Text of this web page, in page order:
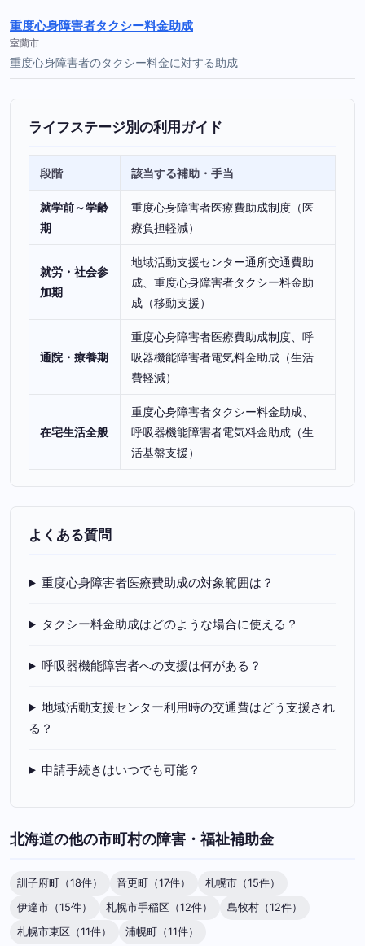
重度心身障害者タクシー料金助成
室蘭市
重度心身障害者のタクシー料金に対する助成
ライフステージ別の利用ガイド
段階 該当する補助・手当
就学前～学齢
期
重度心身障害者医療費助成制度（医
療負担軽減）
就労・社会参
加期
地域活動支援センター通所交通費助
成、重度心身障害者タクシー料金助
成（移動支援）
通院・療養期
重度心身障害者医療費助成制度、呼
吸器機能障害者電気料金助成（生活
費軽減）
在宅生活全般
重度心身障害者タクシー料金助成、
呼吸器機能障害者電気料金助成（生
活基盤支援）
よくある質問
重度心身障害者医療費助成の対象範囲は？
タクシー料金助成はどのような場合に使える？
呼吸器機能障害者への支援は何がある？
地域活動支援センター利用時の交通費はどう支援され
る？
申請手続きはいつでも可能？
北海道の他の市町村の障害・福祉補助金
訓子府町（18件） 音更町（17件）
札幌市（15件）
伊達市（15件）
札幌市手稲区（12件）
島牧村（12件）
札幌市東区（11件）
浦幌町（11件）